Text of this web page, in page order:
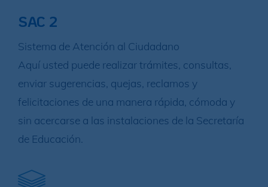
SAC 2
Sistema de Atención al Ciudadano
Aquí usted puede realizar trámites, consultas,
enviar sugerencias, quejas, reclamos y
felicitaciones de una manera rápida, cómoda y
sin acercarse a las instalaciones de la Secretaría
de Educación.